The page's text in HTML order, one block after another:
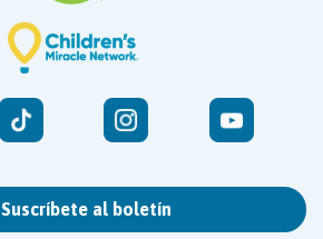
Suscríbete al boletín